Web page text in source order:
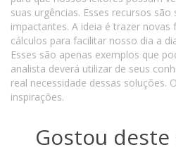
suas urgências. Esses recursos
impactantes. A ideia é trazer novas
cálculos para facilitar nosso dia a
Esses são apenas exemplos que
analista deverá utilizar de seus
real necessidade dessas soluções.
inspirações.
Gostou